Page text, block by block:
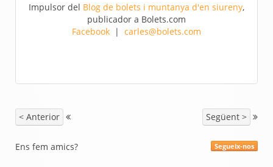
Impulsor del Blog de bolets i muntanya d'en siureny,
publicador a Bolets.com
Facebook | carles@bolets.com
< Anterior Següent >
Segueix-nos
Ens fem amics?